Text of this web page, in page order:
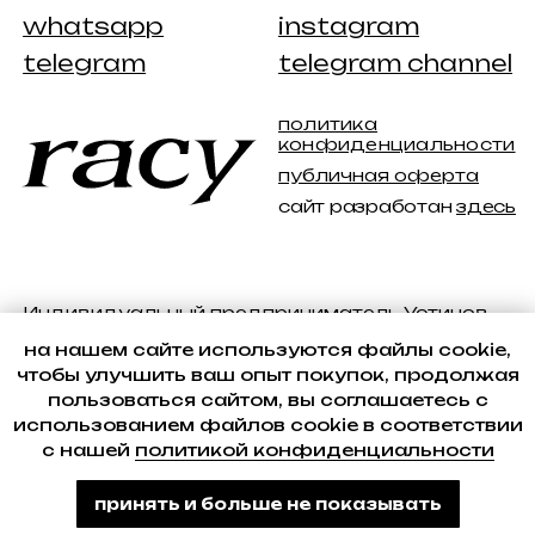
на нашем сайте используются файлы cookie,
чтобы улучшить ваш опыт покупок, продолжая
пользоваться сайтом, вы соглашаетесь с
использованием файлов cookie в соответствии
с нашей политикой конфиденциальности
принять и больше не показывать
Made on Tilda